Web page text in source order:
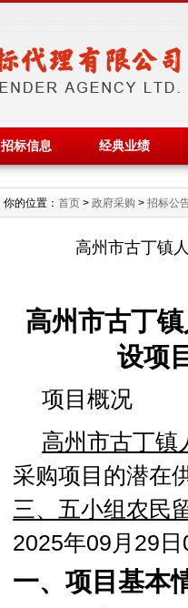
招标信息 经典业绩
你的位置： 首页 > 政府采购 > 招标公
高州市古丁镇
高州市古丁
设项
项目概况
高州市古丁镇
采购项目的潜在
三、五小组农民
2025年09月29
一、项目基本